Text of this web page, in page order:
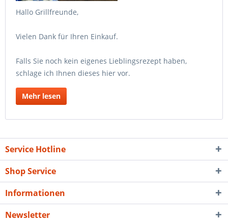
Hallo Grillfreunde,
Vielen Dank für Ihren Einkauf.
Falls Sie noch kein eigenes Lieblingsrezept haben,
schlage ich Ihnen dieses hier vor.
Mehr lesen
Service Hotline
Shop Service
Informationen
Newsletter